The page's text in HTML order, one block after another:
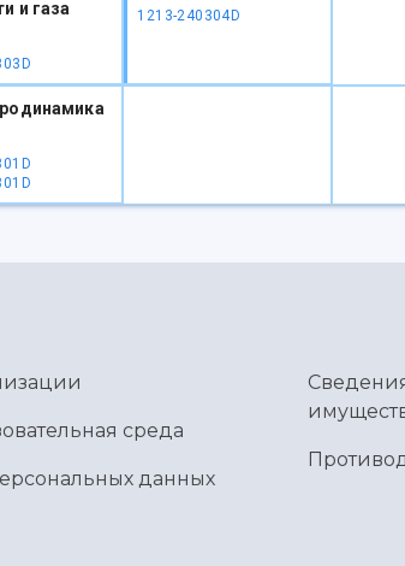
и газа
1213-240304D
среда
данных